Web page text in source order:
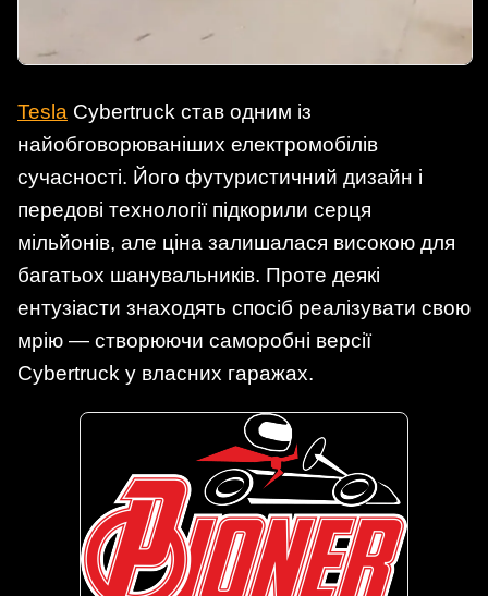
Tesla Cybertruck став одним із
найобговорюваніших електромобілів
сучасності. Його футуристичний дизайн і
передові технології підкорили серця
мільйонів, але ціна залишалася високою для
багатьох шанувальників. Проте деякі
ентузіасти знаходять спосіб реалізувати свою
мрію — створюючи саморобні версії
Cybertruck у власних гаражах.